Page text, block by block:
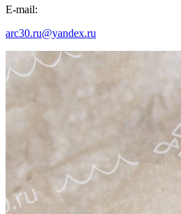
E-mail:
arc30.ru@yandex.ru